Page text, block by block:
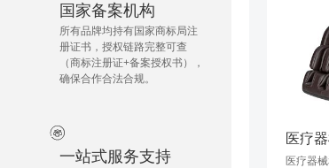
国家备案机构
所有品牌均持有‌国家商标局注
册证书‌，授权链路完整可查
（商标注册证+备案授权书），
确保合作合法合规。
一站式服务支持
医疗